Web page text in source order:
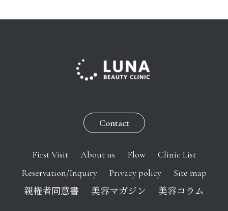
Contact
First Visit About us Flow
Clinic List
Reservation/Inquiry
Privacy policy
Site map
親権者同意書
美容マガジン 美容コラム